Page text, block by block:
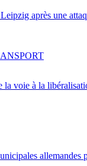
après une
voie à la
allemandes